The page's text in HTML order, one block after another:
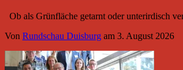
Ob als Grünfläche getarnt oder unterirdisch
Von Rundschau Duisburg am 3. August 2026